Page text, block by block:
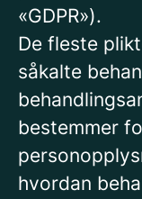
«GDPR»).
De fleste
såkalte
bestemmer
hvordan